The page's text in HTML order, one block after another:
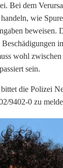
Bei dem
wie
beweisen.
wohl
sein.
die Polizei
9402-0 zu